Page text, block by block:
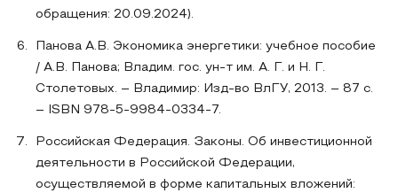
обращения: 20.09.2024).
Панова А.В. Экономика энергетики: учебное пособие
/ А.В. Панова; Владим. гос. ун-т им. А. Г. и Н. Г.
Столетовых. – Владимир: Изд-во ВлГУ, 2013. – 87 с.
– ISBN 978-5-9984-0334-7.
Российская Федерация. Законы. Об инвестиционной
деятельности в Российской Федерации,
осуществляемой в форме капитальных вложений: